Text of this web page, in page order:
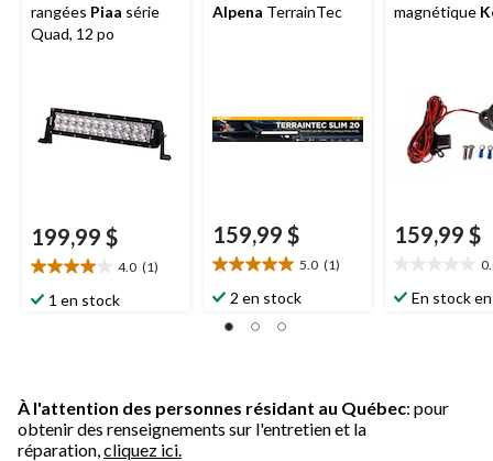
rangées Piaa série
Quad, 12 po
199,99 $
4.0 (1)
4.0
étoile(s)
1 en stock
Alpena TerrainTec
159,99 $
5.0 (1)
5.0
étoile(s)
2 en stock
magnétique
159,99 $
étoile(s)
En stock
À l'attention des personnes résidant au Québec: pour
obtenir des renseignements sur l'entretien et la
réparation, cliquez ici.